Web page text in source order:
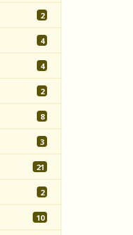
2
4
4
2
8
3
21
2
10